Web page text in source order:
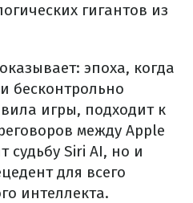
гигантов из
эпоха, когда
бесконтрольно
игры, подходит к
между Apple
судьбу Siri AI, но и
для всего
интеллекта.